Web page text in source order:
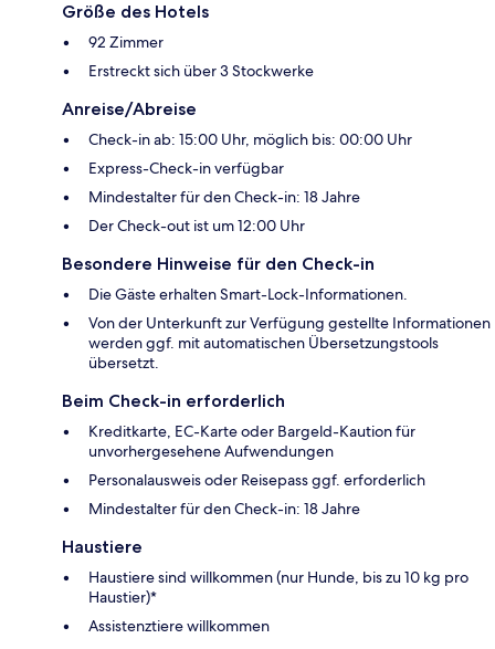
Größe des Hotels
92 Zimmer
Erstreckt sich über 3 Stockwerke
Anreise/Abreise
Check-in ab: 15:00 Uhr, möglich bis: 00:00 Uhr
Express-Check-in verfügbar
Mindestalter für den Check-in: 18 Jahre
Der Check-out ist um 12:00 Uhr
Besondere Hinweise für den Check-in
Die Gäste erhalten Smart-Lock-Informationen.
Von der Unterkunft zur Verfügung gestellte Informationen
werden ggf. mit automatischen Übersetzungstools
übersetzt.
Beim Check-in erforderlich
Kreditkarte, EC-Karte oder Bargeld-Kaution für
unvorhergesehene Aufwendungen
Personalausweis oder Reisepass ggf. erforderlich
Mindestalter für den Check-in: 18 Jahre
Haustiere
Haustiere sind willkommen (nur Hunde, bis zu 10 kg pro
Haustier)*
Assistenztiere willkommen